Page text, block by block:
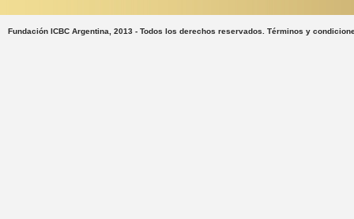
Fundación ICBC Argentina, 2013 - Todos los derechos reservados. Términos y